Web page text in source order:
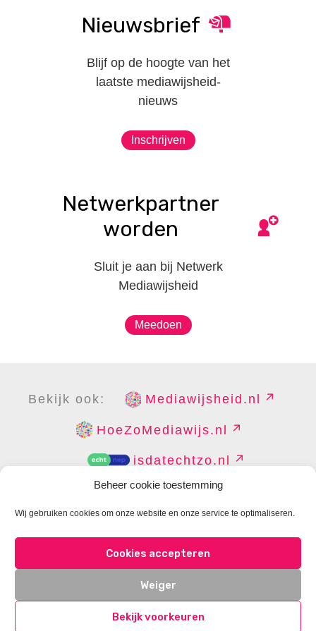
Beheer cookie toestemming
Wij gebruiken cookies om onze website en onze service te optimaliseren.
Cookies accepteren
Weiger
Bekijk voorkeuren
Nieuwsbrief
Blijf op de hoogte van het
laatste mediawijsheid-
nieuws
Inschrijven
Netwerkpartner
worden
Sluit je aan bij Netwerk
Mediawijsheid
Meedoen
Bekijk ook: Mediawijsheid.nl
HoeZoMediawijs.nl
isdatechtzo.nl
DISCLAIMER PRIVACY
CONTACT
COOKIES BEHEREN